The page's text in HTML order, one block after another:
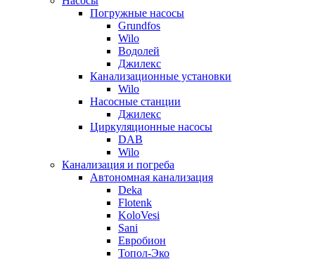
Погружные насосы
Grundfos
Wilo
Водолей
Джилекс
Канализационные установки
Wilo
Насосные станции
Джилекс
Циркуляционные насосы
DAB
Wilo
Канализация и погреба
Автономная канализация
Deka
Flotenk
KoloVesi
Sani
Евробион
Топол-Эко